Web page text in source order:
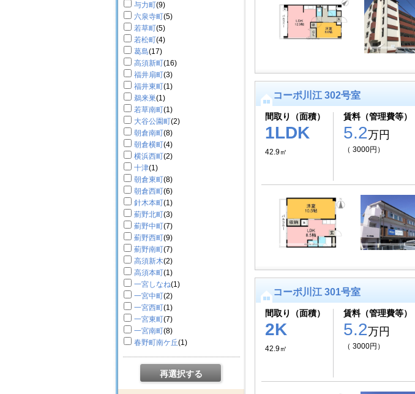
与力町(9)
六泉寺町(5)
若草町(5)
若松町(4)
葛島(17)
高須新町(16)
福井扇町(3)
福井東町(1)
鵜来巣(1)
若草南町(1)
大谷公園町(2)
朝倉南町(8)
朝倉横町(4)
横浜西町(2)
十津(1)
朝倉東町(8)
朝倉西町(6)
針木本町(1)
薊野北町(3)
薊野中町(7)
薊野西町(9)
薊野南町(7)
高須新木(2)
高須本町(1)
一宮しなね(1)
一宮中町(2)
一宮西町(1)
一宮東町(7)
一宮南町(8)
春野町南ケ丘(1)
再選択する
コーポ川江 302号室
間取り（面積）
1LDK
42.9㎡
賃料（管理費等）
5.2万円
（ 3000円）
コーポ川江 301号室
間取り（面積）
2K
42.9㎡
賃料（管理費等）
5.2万円
（ 3000円）